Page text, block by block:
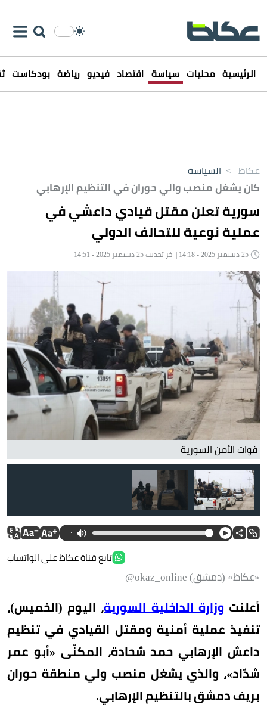
الرئيسية محليات سياسة اقتصاد فيديو رياضة بودكاست
عكاظ > السياسة
كان يشغل منصب والي حوران في التنظيم الإرهابي
سورية تعلن مقتل قيادي داعشي في
عملية نوعية للتحالف الدولي
قوات الأمن السورية
قوات الأمن السورية خلال عملية
--:--
تابع قناة عكاظ على الواتساب
«عكاظ» (دمشق) okaz_online@
أعلنت وزارة الداخلية السورية، اليوم (الخميس)،
تنفيذ عملية أمنية ومقتل القيادي في تنظيم
داعش الإرهابي حمد شحادة، المكنّى «أبو عمر
شدّاد»، والذي يشغل منصب ولي منطقة حوران
بريف دمشق بالتنظيم الإرهابي.